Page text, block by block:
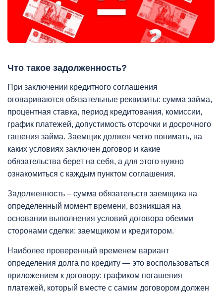
Что такое задолженность?
При заключении кредитного соглашения
оговариваются обязательные реквизиты: сумма займа,
процентная ставка, период кредитования, комиссии,
график платежей, допустимость отсрочки и досрочного
гашения займа. Заемщик должен четко понимать, на
каких условиях заключен договор и какие
обязательства берет на себя, а для этого нужно
ознакомиться с каждым пунктом соглашения.
Задолженность – сумма обязательств заемщика на
определенный момент времени, возникшая на
основании выполнения условий договора обеими
сторонами сделки: заемщиком и кредитором.
Наиболее проверенный временем вариант
определения долга по кредиту — это воспользоваться
приложением к договору: графиком погашения
платежей, который вместе с самим договором должен